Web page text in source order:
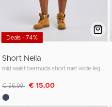
Deals - 74%
Short Nella
Afgeprijsd van
€ 56,99 naar
€ 15,00